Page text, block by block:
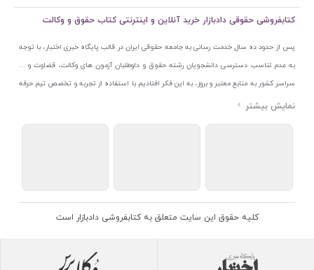
کتابفروشی حقوقی دادبازار خرید آنلاین و اینترنتی کتاب حقوق و وکالت
پس از حدود ده سال خدمت رسانی به جامعه حقوقی ایران در قالب پایگاه خبری اختبار، با توجه
به عدم تناسب دسترسی دانشجویان رشته حقوق و داوطلبان آزمون های وکالت، قضاوت و ...
سراسر کشور به منابع معتبر و بروز، به این فکر افتادیم با استفاده از تجربه و تخصص تیم حرفه
ای اختبار خدمتی جدید به جامعه حقوقی ایران ارائه کنیم. به این منظور با راه اندازی و تجهیز
اتحادیه ناشران و کتابفروشان تهران به منظور ارائه مطمئن ترین خدمات مجموعه بسیار کامل و
اندازی کردیم تا علاقمندان بتوانند با اطمینان کافی و به اتکای اعتبار این مجموعه قدیمی کتاب و
کلیه حقوق این سایت متعلق به کتابفروشی دادبازار است